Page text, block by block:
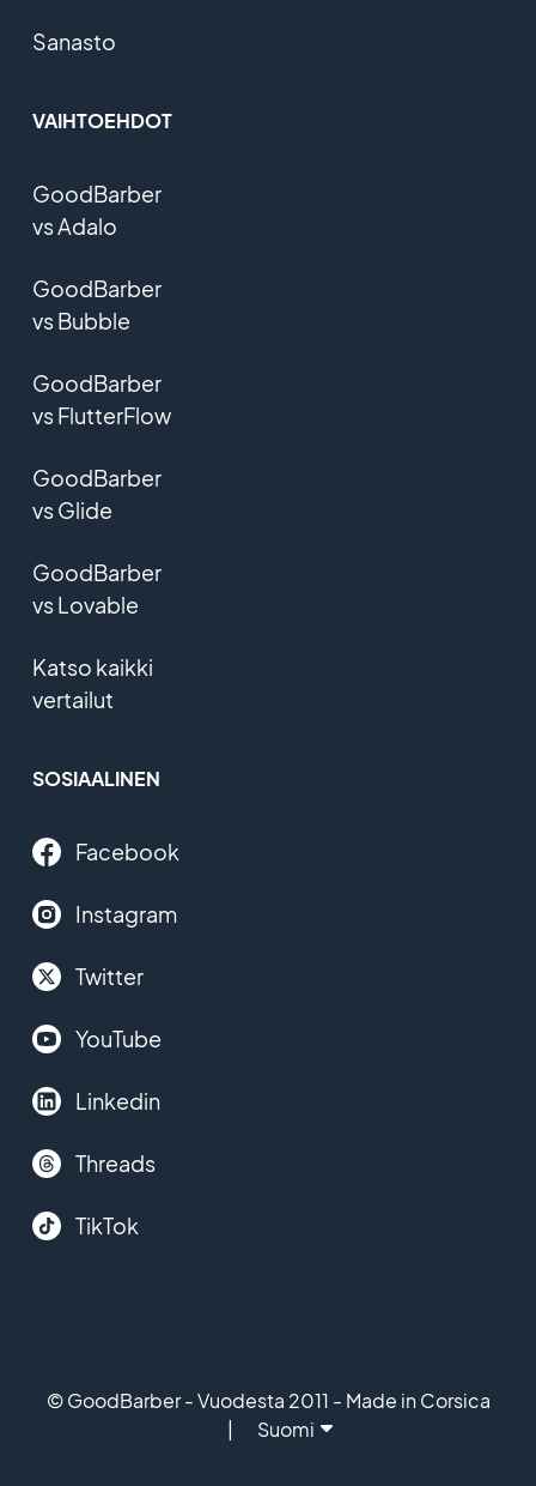
Sanasto
VAIHTOEHDOT
GoodBarber
vs Adalo
GoodBarber
vs Bubble
GoodBarber
vs FlutterFlow
GoodBarber
vs Glide
GoodBarber
vs Lovable
Katso kaikki
vertailut
SOSIAALINEN
Facebook
Instagram
Twitter
YouTube
Linkedin
Threads
TikTok
© GoodBarber - Vuodesta 2011 - Made in Corsica
Suomi